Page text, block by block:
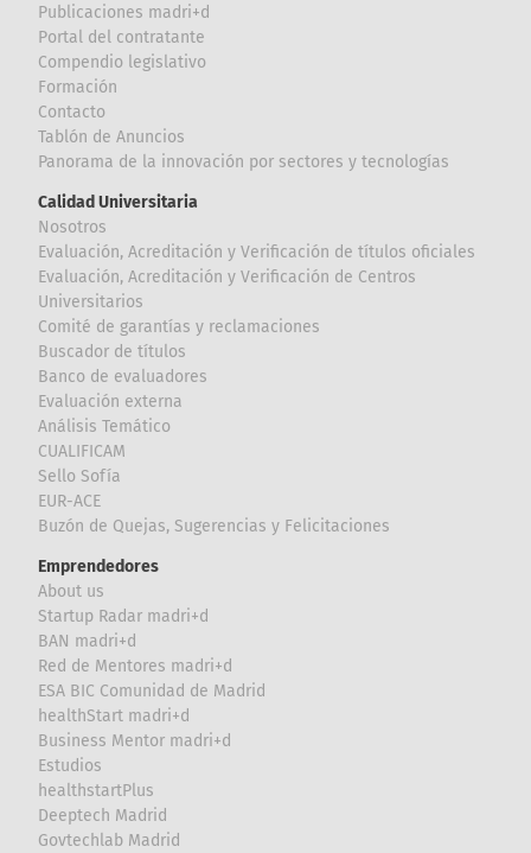
Publicaciones madri+d
Portal del contratante
Compendio legislativo
Formación
Contacto
Tablón de Anuncios
Panorama de la innovación por sectores y tecnologías
Calidad Universitaria
Nosotros
Evaluación, Acreditación y Verificación de títulos oficiales
Evaluación, Acreditación y Verificación de Centros
Universitarios
Comité de garantías y reclamaciones
Buscador de títulos
Banco de evaluadores
Evaluación externa
Análisis Temático
CUALIFICAM
Sello Sofía
EUR-ACE
Buzón de Quejas, Sugerencias y Felicitaciones
Emprendedores
About us
Startup Radar madri+d
BAN madri+d
Red de Mentores madri+d
ESA BIC Comunidad de Madrid
healthStart madri+d
Business Mentor madri+d
Estudios
healthstartPlus
Deeptech Madrid
Govtechlab Madrid